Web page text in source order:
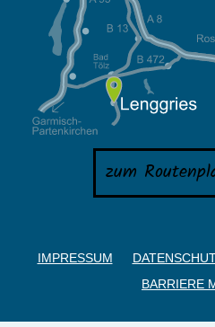
zum
IMPRESSUM
BARRIERE